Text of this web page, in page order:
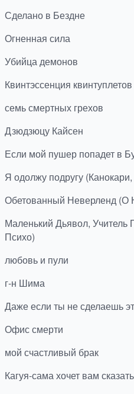
Сделано в Бездне
Огненная сила
Убийца демонов
Квинтэссенция квинтуплетов
семь смертных грехов
Дзюдзюцу Кайсен
Если мой пушер попадет в
Я одолжу подругу
Обетованный Неверленд (О
Маленький Дьявол, Учитель
Психо)
любовь и пули
г-н Шима
Даже если ты не сделаешь
Офис смерти
мой счастливый брак
Кагуя-сама хочет вам